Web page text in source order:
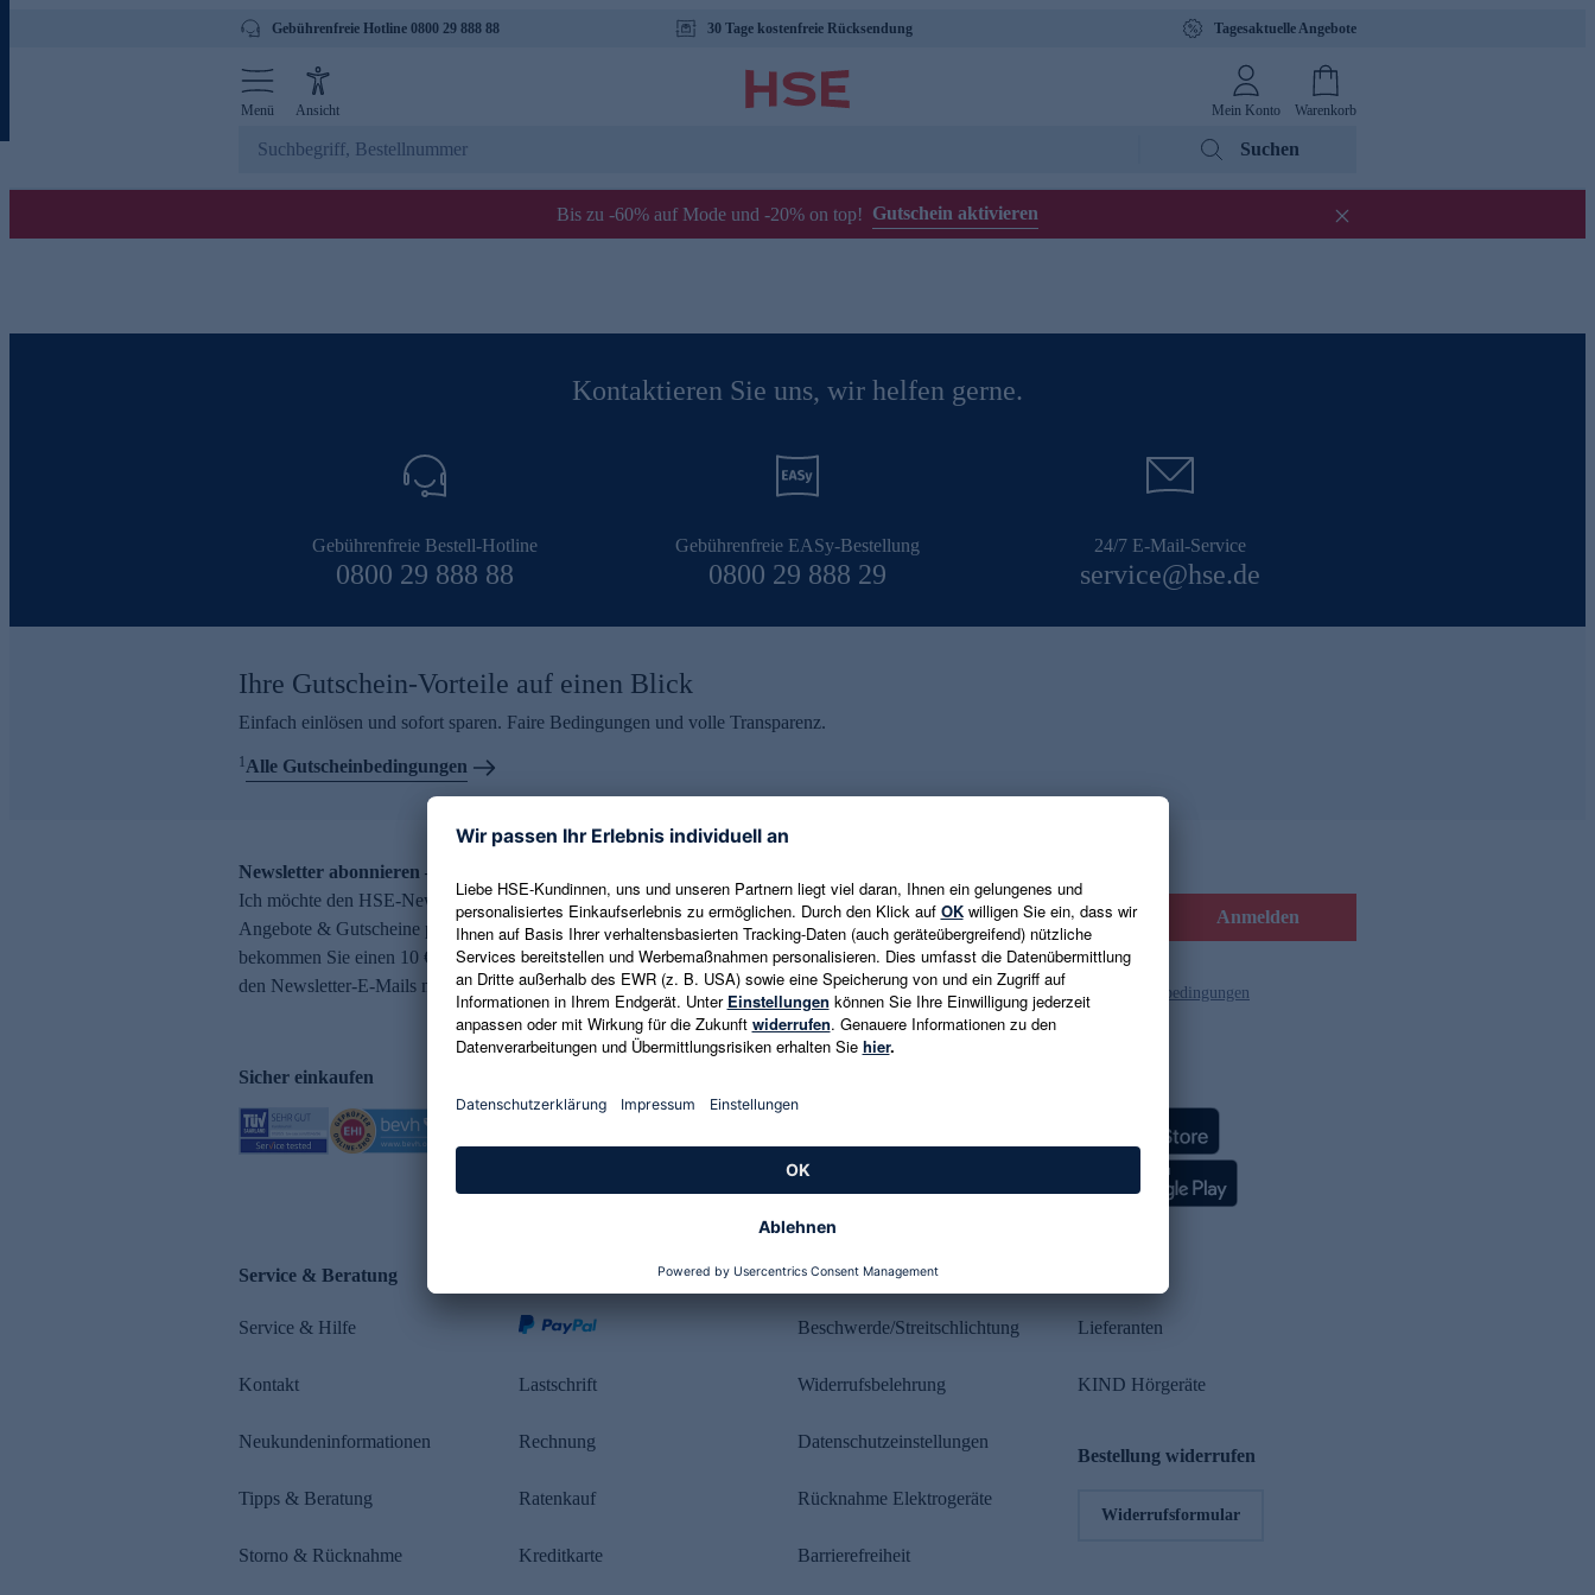
Gebührenfreie Hotline 0800 29 888 88 30 Tage kostenfreie Rücksendung Tagesaktuelle Angebote
Menü Ansicht Mein Konto Warenkorb
Suchen
Bis zu -60% auf Mode und -20% on top! Gutschein aktivieren
Kontaktieren Sie uns, wir helfen gerne.
Gebührenfreie Bestell-Hotline
0800 29 888 88
Gebührenfreie EASy-Bestellung
0800 29 888 29
24/7 E-Mail-Service
service@hse.de
Ihre Gutschein-Vorteile auf einen Blick
Einfach einlösen und sofort sparen. Faire Bedingungen und volle Transparenz.
1Alle Gutscheinbedingungen
Newsletter abonnieren – 10 € Gutschein erhalten
Ich möchte den HSE-Newsletter abonnieren und aktuelle Trends,
Angebote & Gutscheine per E-Mail erhalten. Als Dankeschön
bekommen Sie einen 10 € Gutschein. Eine Abmeldung ist jederzeit in
den Newsletter-E-Mails möglich.
E-Mail-Adresse eingeben Anmelden
Es gelten die Datenschutzrichtlinien und die Gutscheinbedingungen
Sicher einkaufen
Service & Beratung
Service & Hilfe
Kontakt
Neukundeninformationen
Tipps & Beratung
Storno & Rücknahme
Lastschrift
Rechnung
Ratenkauf
Kreditkarte
Rechtliches
Beschwerde/Streitschlichtung
Widerrufsbelehrung
Datenschutzeinstellungen
Rücknahme Elektrogeräte
Barrierefreiheit
Lieferanten
KIND Hörgeräte
Bestellung widerrufen
Widerrufsformular